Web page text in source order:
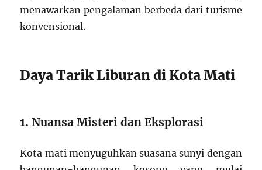
menawarkan pengalaman berbeda dari turisme
konvensional.
Daya Tarik Liburan di Kota Mati
1.Nuansa Misteri dan Eksplorasi
Kota mati menyuguhkan suasana sunyi dengan